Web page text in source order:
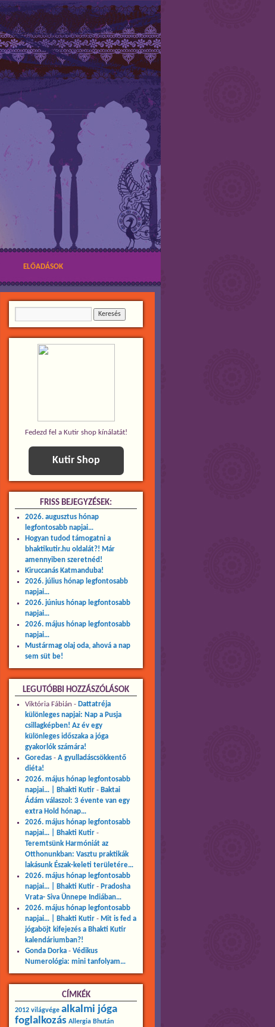
ELŐADÁSOK
Fedezd fel a Kutir shop kínálatát!
Kutir Shop
FRISS BEJEGYZÉSEK:
2026. augusztus hónap
legfontosabb napjai…
Hogyan tudod támogatni a
bhaktikutir.hu oldalát?! Már
amennyiben szeretnéd!
Kiruccanás Katmanduba!
2026. július hónap legfontosabb
napjai…
2026. június hónap legfontosabb
napjai…
2026. május hónap legfontosabb
napjai…
Mustármag olaj oda, ahová a nap
sem süt be!
LEGUTÓBBI HOZZÁSZÓLÁSOK
Viktória Fábián - Dattatréja
különleges napjai: Nap a Pusja
csillagképben! Az év egy
különleges időszaka a jóga
gyakorlók számára!
Goredas- A gyulladáscsökkentő
diéta!
2026. május hónap legfontosabb
napjai… | Bhakti Kutir- Baktai
Ádám válaszol: 3 évente van egy
extra Hold hónap…
2026. május hónap legfontosabb
napjai… | Bhakti Kutir-
Teremtsünk Harmóniát az
Otthonunkban: Vasztu praktikák
lakásunk Észak-keleti területére…
2026. május hónap legfontosabb
napjai… | Bhakti Kutir- Pradosha
Vrata- Siva Ünnepe Indiában…
2026. május hónap legfontosabb
napjai… | Bhakti Kutir- Mit is fed a
jógaböjt kifejezés a Bhakti Kutir
kalendáriumban?!
Gonda Dorka- Védikus
Numerológia: mini tanfolyam…
CÍMKÉK
2012 világvége alkalmi jóga
foglalkozás Allergia Bhután